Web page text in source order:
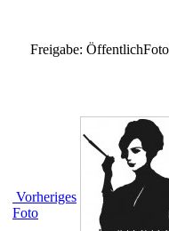
Freigabe: Öffentlich
Vorheriges
Foto